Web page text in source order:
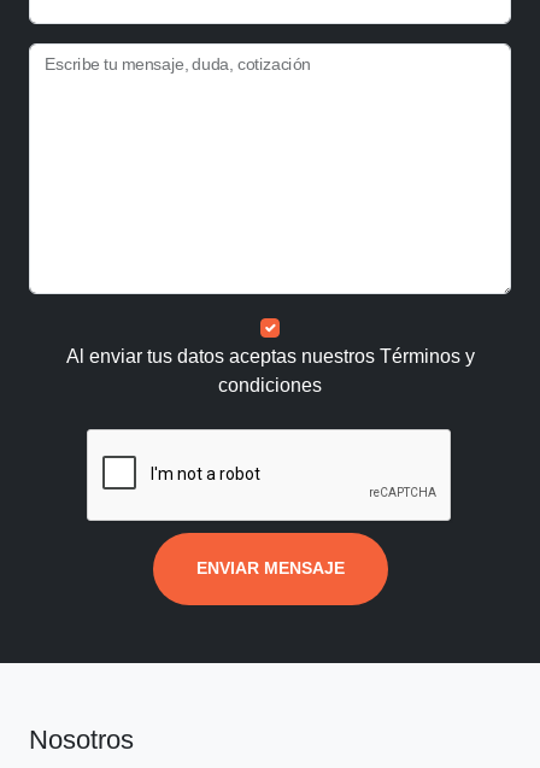
Escribe tu mensaje, duda, cotización
Al enviar tus datos aceptas nuestros Términos y
condiciones
ENVIAR MENSAJE
Nosotros